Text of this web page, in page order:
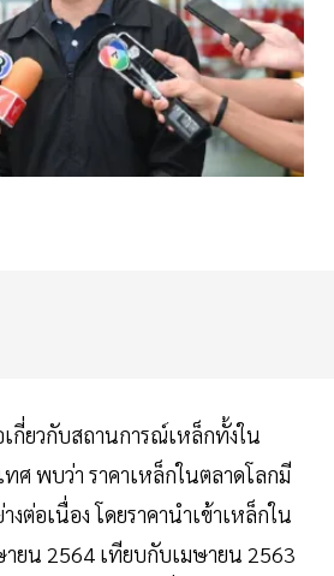
กี่ยวกับสถานการณ์เหล็กทั้งใน
ศ พบว่า ราคาเหล็กในตลาดโลกมี
งต่อเนื่อง โดยราคานำเข้าเหล็กใน
ายน 2564 เทียบกับเมษายน 2563